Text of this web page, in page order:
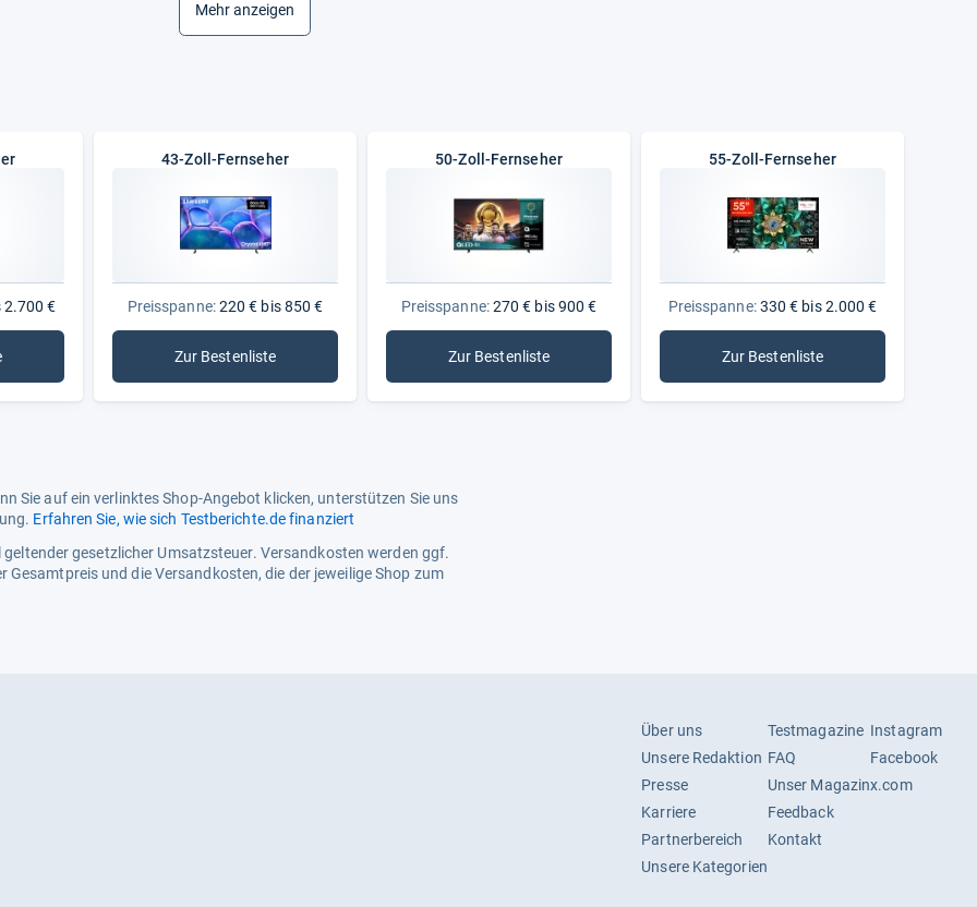
Allgemeine Daten
Stromverbrauch HDR (1000 Stunden)
Stromverbrauch SDR (1000 Stunden)
Vesa-Norm
Extras
Blu-ray-Laufwerk
DVD-Laufwerk Nein
Tragbar
Smart-TV-Funktionen - Steuerung
Mehr anzeigen
€
Fernseher
43-Zoll-Fernseher
Preisspanne:220 € bis 850 €
Zur Bestenliste: 43-Zoll-Fernseher
50-Zoll-Fernseher
Preisspanne:270 € bis 900 €
Zur Bestenliste: 50-Zoll-Fernseher
55-Zoll-Fernseher
Preisspanne:330 € bis 2.000 €
Zur Bestenliste: 55-Zoll-Fernseher
Sie auf ein verlinktes Shop-Angebot klicken, unterstützen Sie uns
Erfahren Sie, wie sich Testberichte.de finanziert
gesetzlicher Umsatzsteuer. Versandkosten werden ggf.
und die Versandkosten, die der jeweilige Shop zum
Über uns
Unsere Redaktion
Presse
Karriere
Partnerbereich
Unsere Kategorien
Testmagazine
FAQ
Unser Magazin
Feedback
Kontakt
Instagram
Facebook
x.com